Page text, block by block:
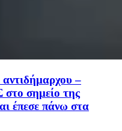
–
σημείο της
έπεσε πάνω στα